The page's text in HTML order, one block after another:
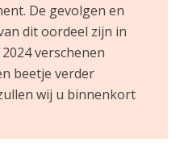
De gevolgen en
dit oordeel zijn in
verschenen
beetje verder
wij u binnenkort